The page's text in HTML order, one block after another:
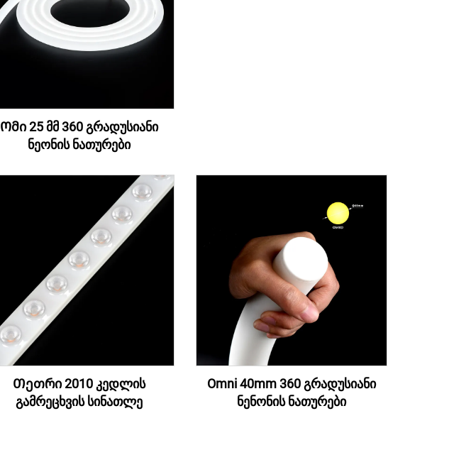
Ომი 25 მმ 360 გრადუსიანი
ნეონის ნათურები
Თეთრი 2010 კედლის
გამრეცხვის სინათლე
Omni 40mm 360 გრადუსიანი
ნენონის ნათურები